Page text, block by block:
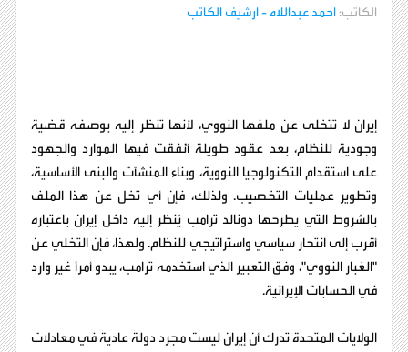
الكاتب: احمد عبداللاه- ارشيف الكاتب
​إيران لا تتخلى عن ملفها النووي، لأنها تنظر إليه بوصفه قضية
وجودية للنظام، بعد عقود طويلة أُنفقت فيها الموارد والجهود
على استقدام التكنولوجيا النووية، وبناء المنشآت والبنى الأساسية،
وتطوير عمليات التخصيب. ولذلك، فإن أي تخل عن هذا الملف
بالشروط التي يطرحها دونالد ترامب يُنظر إليه داخل إيران باعتباره
أقرب إلى انتحار سياسي واستراتيجي للنظام. ولهذا، فإن التخلي عن
"الغبار النووي"، وفق التعبير الذي استخدمه ترامب، يبدو أمراً غير وارد
في الحسابات الإيرانية.
الولايات المتحدة تدرك أن إيران ليست مجرد دولة عادية في معادلات